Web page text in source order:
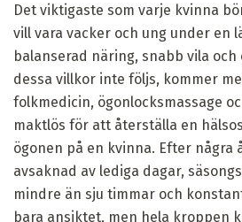
Det viktigaste som varje kvinna
vill vara vacker och ung under en
balanserad näring, snabb vila
dessa villkor inte följs, kommer
folkmedicin, ögonlocksmassage
maktlös för att återställa en
ögonen på en kvinna. Efter några
avsaknad av lediga dagar,
mindre än sju timmar och
bara ansiktet, men hela kroppen